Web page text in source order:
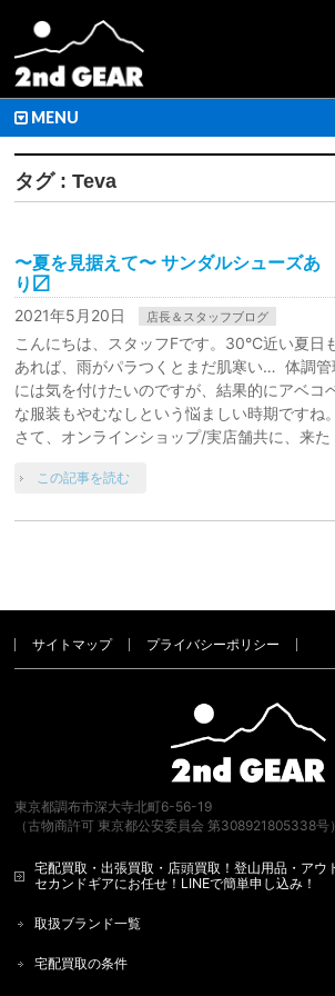
MENU
タグ : Teva
〜夏を見据えて〜 サンダルシューズあ
り〼
2021年5月20日
店長＆スタッフブログ
こんにちは、スタッフFです。30°C近い夏日
あれば、雨がパラつくとまだ肌寒い… 体調管
には気を付けたいのですが、結果的にアベコ
な服装もやむなしという悩ましい時期ですね。
さて、オンラインショップ/実店舗共に、来
この記事を読む
サイトマップ プライバシーポリシー
東京都調布市深大寺北町6-56-19
（古物商許可 東京都公安委員会 第308921805338号）
宅配買取・出張買取・店頭買取！登山用品・アウ
セカンドギアにお任せ！LINEで簡単申し込み！
取扱ブランド一覧
宅配買取の条件